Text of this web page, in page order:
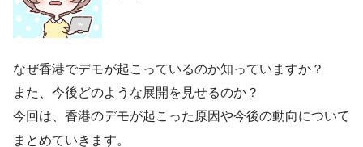
なぜ香港でデモが起こっているのか知っていますか？
また、今後どのような展開を見せるのか？
今回は、香港のデモが起こった原因や今後の動向について
まとめていきます。